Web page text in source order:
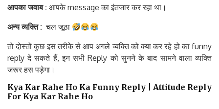
आपका जवाब: आपके message का इंतजार कर रहा था।
अन्य व्यक्ति: चल जूठा
तो दोस्तों कुछ इस तरीके से आप अगले व्यक्ति को क्या कर रहे हो का funny
reply दे सकते हैं, इन सभी Reply को सुनने के बाद सामने वाला व्यक्ति
जरूर हस पड़ेगा।
Kya Kar Rahe Ho Ka Funny Reply | Attitude Reply
For Kya Kar Rahe Ho